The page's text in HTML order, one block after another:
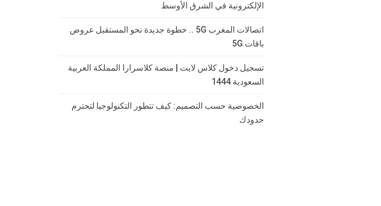
الإلكترونية في الشرق الأوسط
اتصالات المغرب 5G .. خطوة جديدة نحو المستقبل عروض
باقات 5G
تسجيل دخول كلاس لايت | منصة كلاسرارا المملكة العربية
السعودية 1444
الخصوصية حسب التصميم: كيف تتطور التكنولوجيا لتحترم
حدودك